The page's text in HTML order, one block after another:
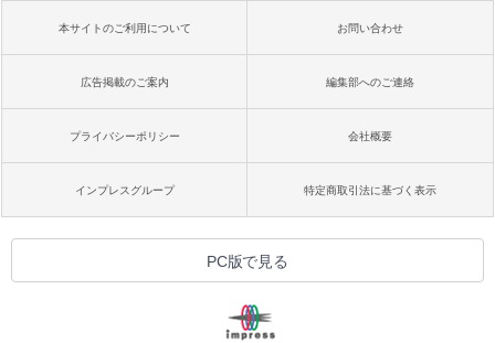
本サイトのご利用について お問い合わせ
広告掲載のご案内 編集部へのご連絡
プライバシーポリシー 会社概要
インプレスグループ 特定商取引法に基づく表示
PC版で見る